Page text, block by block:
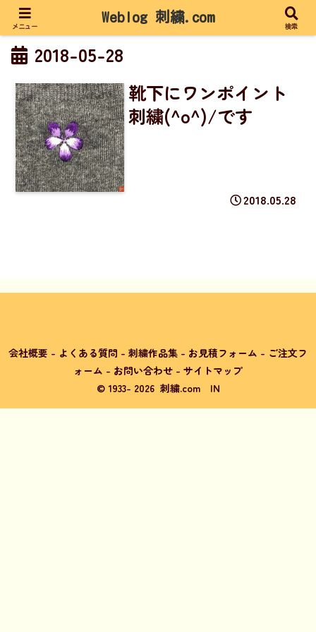
2018-05-28
靴下にワンポイント
刺繍(^o^)/です
2018.05.28
会社概要 - よくある質問 - 刺繍作品集 - お見積フォーム - ご注文フ
ォーム - お問い合わせ - サイトマップ
© 1933- 2026 刺繍.com IN
メニュー
Weblog 刺繍.com
検索